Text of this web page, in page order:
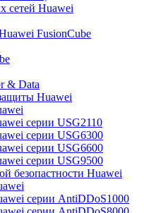
сетей Huawei
FusionCube
& Data
Huawei
серии USG2110
серии USG6300
серии USG6600
серии USG9500
безопастности Huawei
серии AntiDDoS1000